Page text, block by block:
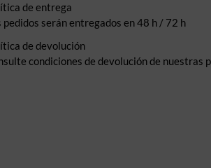
de entrega
pedidos serán entregados en 48 h / 72 h
de devolución
condiciones de devolución de nuestras